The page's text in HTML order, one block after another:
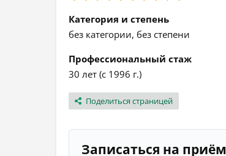
Категория и степень
без категории, без степени
Профессиональный стаж
30 лет (с 1996 г.)
Поделиться страницей
Записаться на приём